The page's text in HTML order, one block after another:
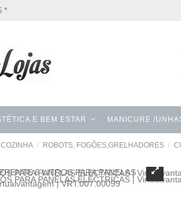
*
E BEM ESTAR MANICURE /
ROBOTS, FOGÕES,GRELHADORES